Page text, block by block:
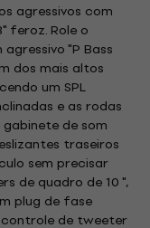
agressivos com
feroz. Role o
"P Bass
dos mais altos
um SPL
e as rodas
de som
traseiros
sem precisar
de quadro de 10 ",
plug de fase
de tweeter